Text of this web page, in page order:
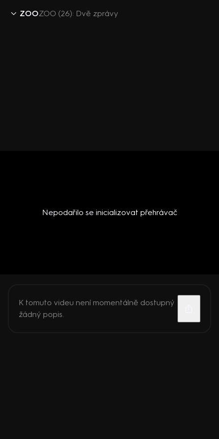
ZOOZOO (26): Dvě zprávy
Nepodařilo se inicializovat přehrávač
K tomuto videu není momentálně dostupný
žádný popis.